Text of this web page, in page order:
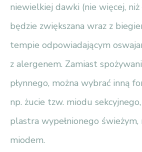
niewielkiej dawki (nie więcej, niż
będzie zwiększana wraz z
tempie odpowiadającym
z alergenem. Zamiast
płynnego, można wybrać inną
np. żucie tzw. miodu
plastra wypełnionego
miodem.